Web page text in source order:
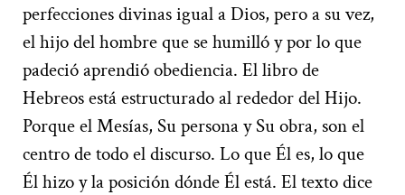
perfecciones divinas igual a Dios, pero a su vez,
el hijo del hombre que se humilló y por lo que
padeció aprendió obediencia. El libro de
Hebreos está estructurado al rededor del Hijo.
Porque el Mesías, Su persona y Su obra, son el
centro de todo el discurso. Lo que Él es, lo que
Él hizo y la posición dónde Él está. El texto dice